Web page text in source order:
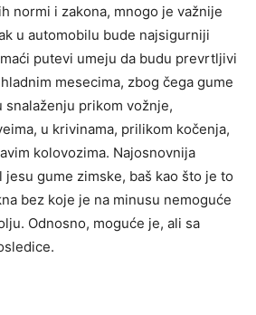
normi i zakona, mnogo je važnije
u automobilu bude najsigurniji
putevi umeju da budu prevrtljivi
mesecima, zbog čega gume
snalaženju prikom vožnje,
u krivinama, prilikom kočenja,
kolovozima. Najosnovnija
jesu gume zimske, baš kao što je to
bez koje je na minusu nemoguće
Odnosno, moguće je, ali sa